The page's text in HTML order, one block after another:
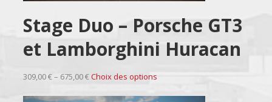
Stage Duo – Porsche GT3
et Lamborghini Huracan
309,00 € – 675,00 €Choix des options